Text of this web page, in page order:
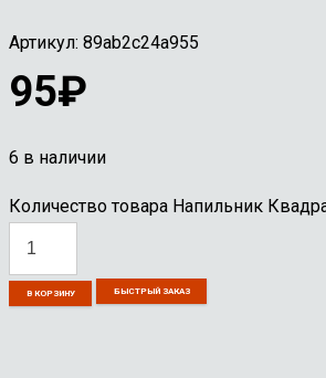
Артикул: 89ab2c24a955
95₽
6 в наличии
Количество товара Напильник
В КОРЗИНУ БЫСТРЫЙ ЗАКАЗ